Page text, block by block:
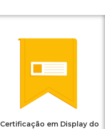
Certificação em Display do